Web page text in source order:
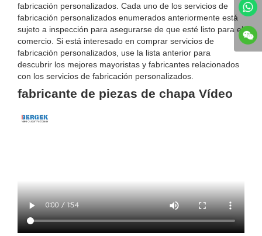
fabricación personalizados. Cada uno de los servicios de
fabricación personalizados enumerados anteriormente está
sujeto a inspección para asegurarse de que esté listo para el
comercio. Si está interesado en comprar servicios de
fabricación personalizados, use la lista anterior para
descubrir los mejores mayoristas y fabricantes relacionados
con los servicios de fabricación personalizados.
fabricante de piezas de chapa Vídeo